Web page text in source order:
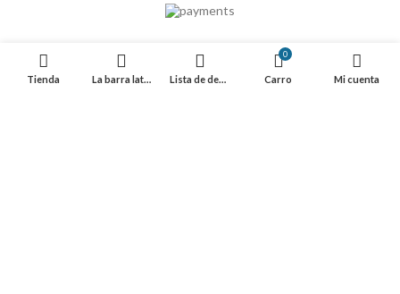
Tienda La barra lateral Lista de deseos
0
Carro Mi cuenta